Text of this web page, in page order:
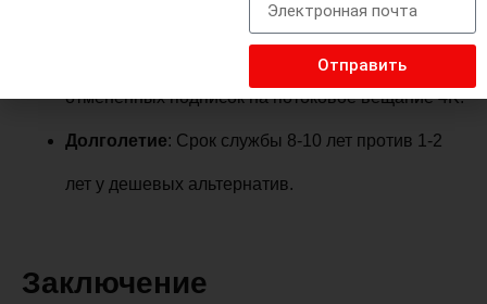
отмененных подписок на потоковое вещание 4K.
Долголетие: Срок службы 8-10 лет против 1-2
лет у дешевых альтернатив.
Заключение
Отправить